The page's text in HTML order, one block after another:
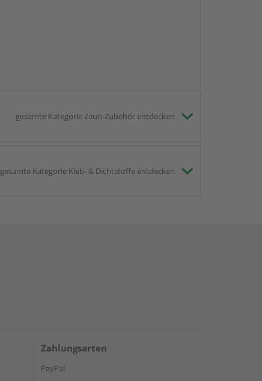
gesamte Kategorie Zaun-Zubehör entdecken
gesamte Kategorie Kleb- & Dichtstoffe entdecken
Zahlungsarten
PayPal